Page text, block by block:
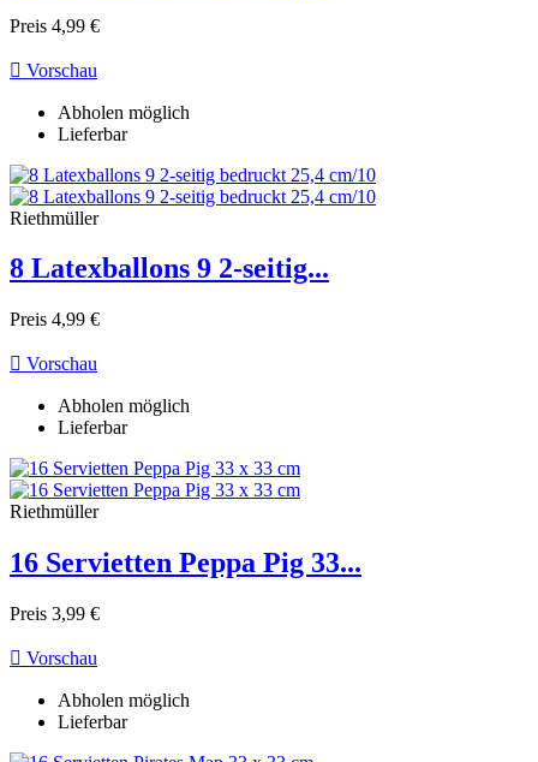
Preis 4,99 €
 Vorschau
Abholen möglich
Lieferbar
Riethmüller
8 Latexballons 9 2-seitig...
Preis 4,99 €
 Vorschau
Abholen möglich
Lieferbar
Riethmüller
16 Servietten Peppa Pig 33...
Preis 3,99 €
 Vorschau
Abholen möglich
Lieferbar